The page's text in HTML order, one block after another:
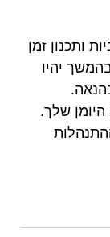
ותכנון זמן
יהיו
שלך.